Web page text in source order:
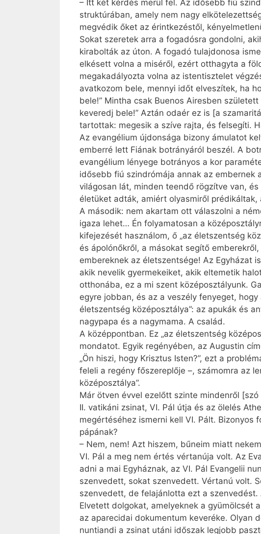
– Itt két kérdés merül fel. Az idősebb fiú
struktúrában, amely nem nagy
megvédik őket az érintkezéstől,
Sokat szeretek arra a fogadósra gondolni,
kirabolták az úton. A fogadó tulajdonosa
elkésett volna a miséről, ezért otthagyta a
megakadályozta volna az istentisztelet
avatkozom bele, mennyi időt elveszítek, ha
bele!” Mintha csak Buenos Airesben
keveredj bele!” Aztán odaér ez is [a
tartottak: megesik a szíve rajta, és felsegíti.
Az evangélium újdonsága bizony ámulatot
emberré lett Fiának botrányáról beszél. A
evangélium lényege botrányos a kor
idősebb fiú szindrómája annak az embernek
világosan lát, minden teendő rögzítve van,
életüket adták, amiért olyasmiről
A második: nem akartam ott válaszolni a
igaza lehet… Én folyamatosan a
kifejezését használom, ő „az életszentség
és ápolónőkről, a másokat segítő
embereknek az életszentsége! Az Egyházat
akik nevelik gyermekeiket, akik eltemetik
otthonába, ez a mi szent középosztályunk.
egyre jobban, és az a veszély fenyeget,
életszentség középosztálya”: az apukák és
nagypapa és a nagymama. A család.
A középpontban. Ez „az életszentség
mondatot. Egyik regényében, az Augustin
„Ön hiszi, hogy Krisztus Isten?”, ezt a
feleli a regény főszereplője –, számomra az
középosztálya”.
Már ötven évvel ezelőtt szinte mindenről
II. vatikáni zsinat, VI. Pál útja és az ölelés
megértéséhez ismerni kell VI. Pált.
pápának?
– Nem, nem! Azt hiszem, bűneim miatt
VI. Pál a meg nem értés vértanúja volt. Az
adni a mai Egyháznak, az VI. Pál Evangelii
szenvedett, sokat szenvedett. Vértanú volt.
szenvedett, de felajánlotta ezt a
Elvetett dolgokat, amelyeknek a gyümölcsét
az aparecidai dokumentum keveréke. Olyan
nuntiandi a zsinat utáni időszak legjobb